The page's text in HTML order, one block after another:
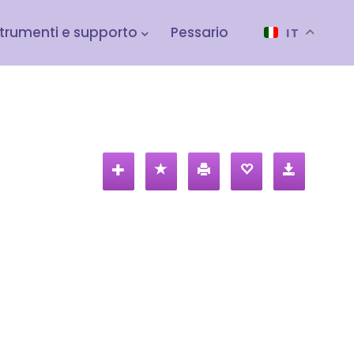
e supporto Pessario IT